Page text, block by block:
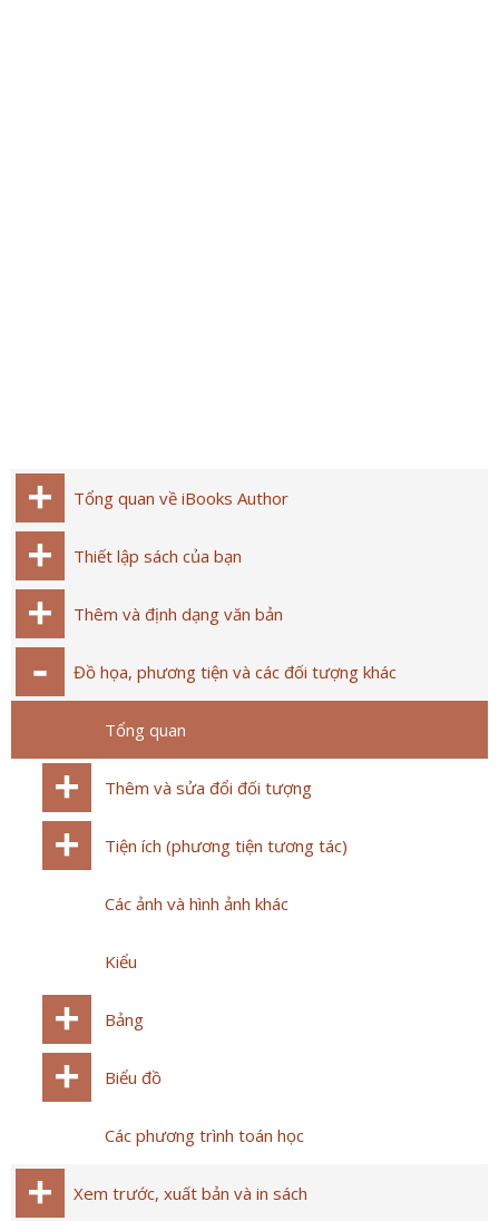
Tổng quan về iBooks Author
Thiết lập sách của bạn
Thêm và định dạng văn bản
Đồ họa, phương tiện và các đối tượng khác
Tổng quan
Thêm và sửa đổi đối tượng
Tiện ích (phương tiện tương tác)
Các ảnh và hình ảnh khác
Kiểu
Bảng
Biểu đồ
Các phương trình toán học
Xem trước, xuất bản và in sách